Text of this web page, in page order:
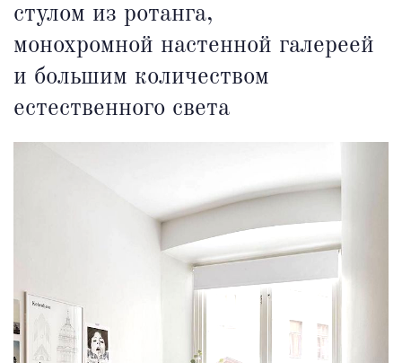
стулом из ротанга,
монохромной настенной галереей
и большим количеством
естественного света